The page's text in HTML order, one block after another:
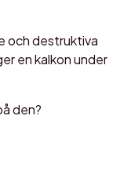
och destruktiva
en kalkon under
den?